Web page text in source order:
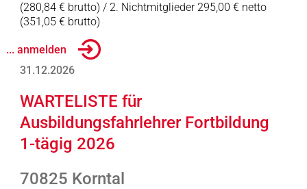
(280,84 € brutto) / 2. Nichtmitglieder 295,00 € netto
(351,05 € brutto)
... anmelden
31.12.2026
WARTELISTE für
Ausbildungsfahrlehrer Fortbildung
1-tägig 2026
70825 Korntal